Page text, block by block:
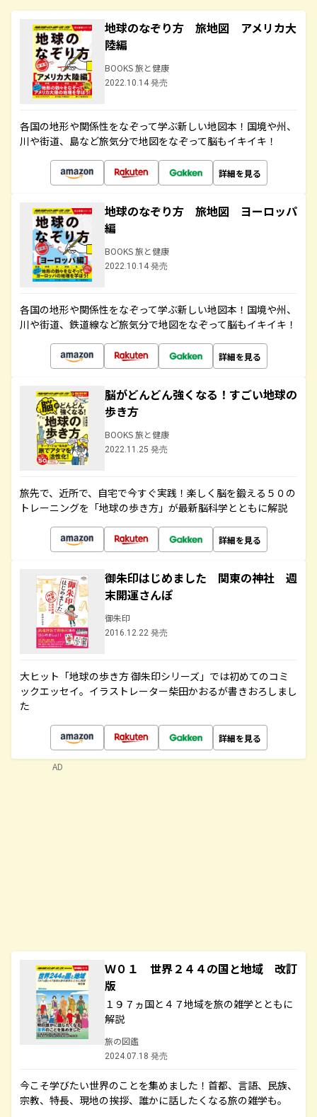
地球のなぞり方 旅地図 アメリカ大
陸編
BOOKS 旅と健康
2022.10.14 発売
各国の地形や関係性をなぞって学ぶ新しい地図本！国境や州、
川や街道、島など旅気分で地図をなぞって脳もイキイキ！
詳細を見る
地球のなぞり方 旅地図 ヨーロッパ
編
BOOKS 旅と健康
2022.10.14 発売
各国の地形や関係性をなぞって学ぶ新しい地図本！国境や州、
川や街道、鉄道線など旅気分で地図をなぞって脳もイキイキ！
詳細を見る
脳がどんどん強くなる！すごい地球の
歩き方
BOOKS 旅と健康
2022.11.25 発売
旅先で、近所で、自宅で今すぐ実践！楽しく脳を鍛える５０の
トレーニングを「地球の歩き方」が最新脳科学とともに解説
詳細を見る
御朱印はじめました 関東の神社 週
末開運さんぽ
御朱印
2016.12.22 発売
大ヒット「地球の歩き方 御朱印シリーズ」では初めてのコミ
ックエッセイ。イラストレーター柴田かおるが書きおろしまし
た
詳細を見る
Ｗ０１ 世界２４４の国と地域 改訂
版
１９７ヵ国と４７地域を旅の雑学とともに
解説
旅の図鑑
2024.07.18 発売
今こそ学びたい世界のことを集めました！首都、言語、民族、
宗教、特長、現地の挨拶、誰かに話したくなる旅の雑学も。
AD